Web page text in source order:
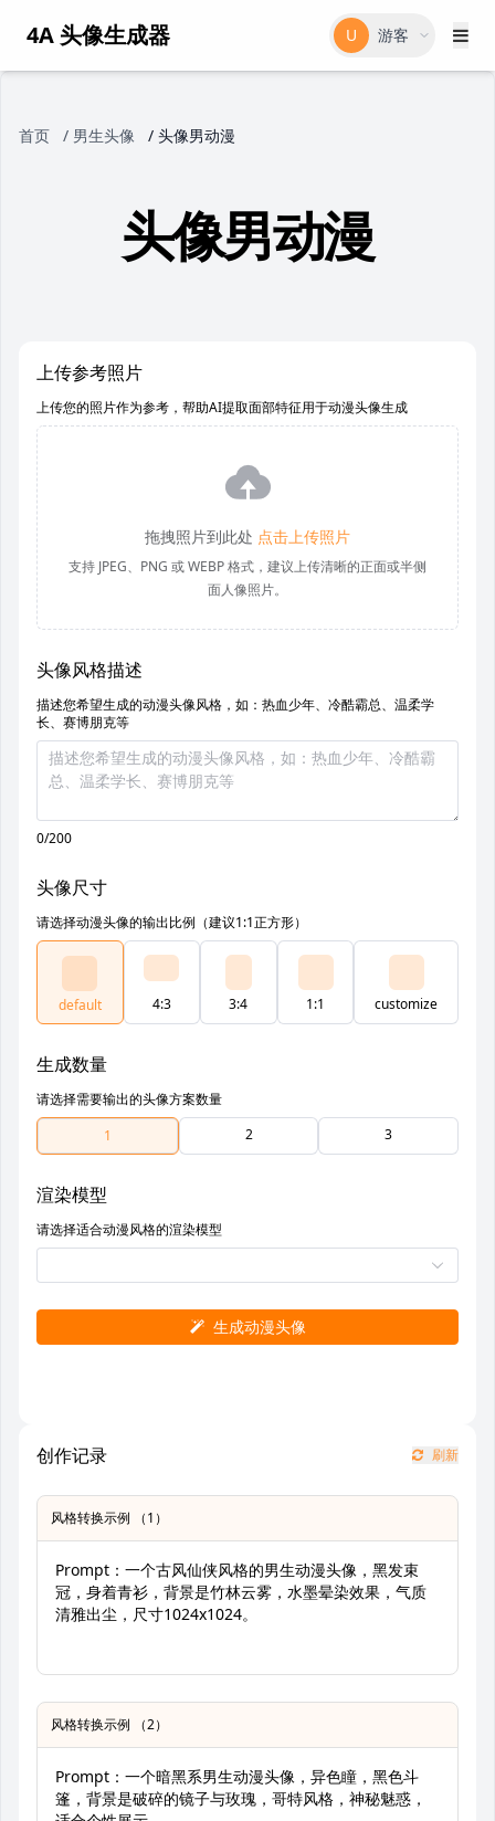
4A 头像生成器 U 游客
首页 / 男生头像 / 头像男动漫
头像男动漫
上传参考照片
上传您的照片作为参考，帮助AI提取面部特征用于动漫头像生成
拖拽照片到此处 点击上传照片
支持 JPEG、PNG 或 WEBP 格式，建议上传清晰的正面或半侧
面人像照片。
头像风格描述
描述您希望生成的动漫头像风格，如：热血少年、冷酷霸总、温柔学
长、赛博朋克等
0/200
头像尺寸
请选择动漫头像的输出比例（建议1:1正方形）
default 4:3 3:4 1:1 customize
生成数量
请选择需要输出的头像方案数量
1
2 3
渲染模型
请选择适合动漫风格的渲染模型
生成动漫头像
创作记录 刷新
风格转换示例 （1）
Prompt：一个古风仙侠风格的男生动漫头像，黑发束
冠，身着青衫，背景是竹林云雾，水墨晕染效果，气质
清雅出尘，尺寸1024x1024。
风格转换示例 （2）
Prompt：一个暗黑系男生动漫头像，异色瞳，黑色斗
篷，背景是破碎的镜子与玫瑰，哥特风格，神秘魅惑，